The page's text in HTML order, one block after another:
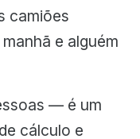
camiões
e alguém
— é um
cálculo e